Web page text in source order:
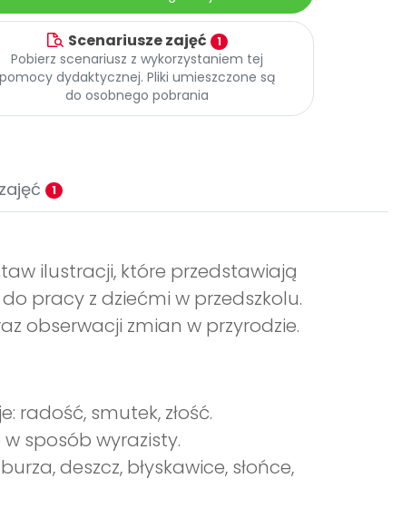
Scenariusze zajęć 1
Pobierz scenariusz z wykorzystaniem tej
pomocy dydaktycznej. Pliki umieszczone są
do osobnego pobrania
1
ilustracji, które przedstawiają
pracy z dziećmi w przedszkolu.
obserwacji zmian w przyrodzie.
radość, smutek, złość.
sposób wyrazisty.
deszcz, błyskawice, słońce,